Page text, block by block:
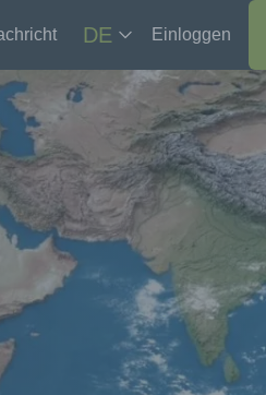
DE Einloggen